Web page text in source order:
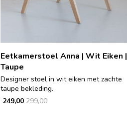
Eetkamerstoel Anna | Wit Eiken |
Taupe
Designer stoel in wit eiken met zachte
taupe bekleding.
299,00
249,00